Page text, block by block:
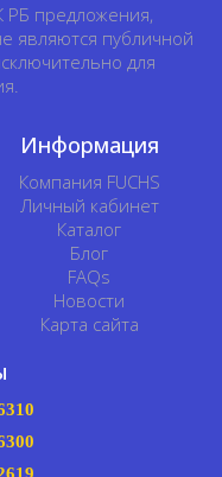
РБ предложения,
являются публичной
для
Информация
Компания FUCHS
Личный кабинет
Каталог
Блог
FAQs
Новости
Карта сайта